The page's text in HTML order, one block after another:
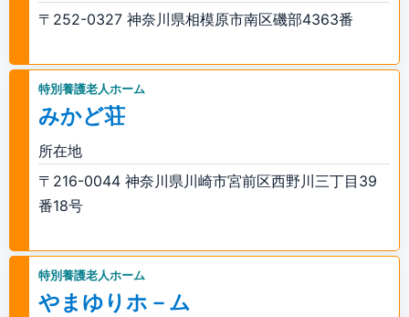
〒252-0327 神奈川県相模原市南区磯部4363番
特別養護老人ホーム
みかど荘
所在地
〒216-0044 神奈川県川崎市宮前区西野川三丁目39
番18号
特別養護老人ホーム
やまゆりホ－ム